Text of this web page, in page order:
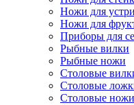
Ножи для
Ножи для
Приборы для
Рыбные вилки
Рыбные ножи
Столовые
Столовые
Столовые ножи